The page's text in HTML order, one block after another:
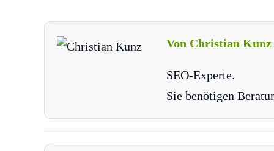
Von Christian Kunz
SEO-Experte.
Sie benötigen